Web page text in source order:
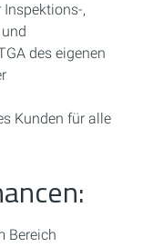
Inspektions-,
des eigenen
Kunden für alle
Bereich